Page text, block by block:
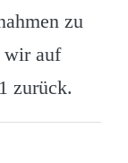
zu
wir auf
zurück.